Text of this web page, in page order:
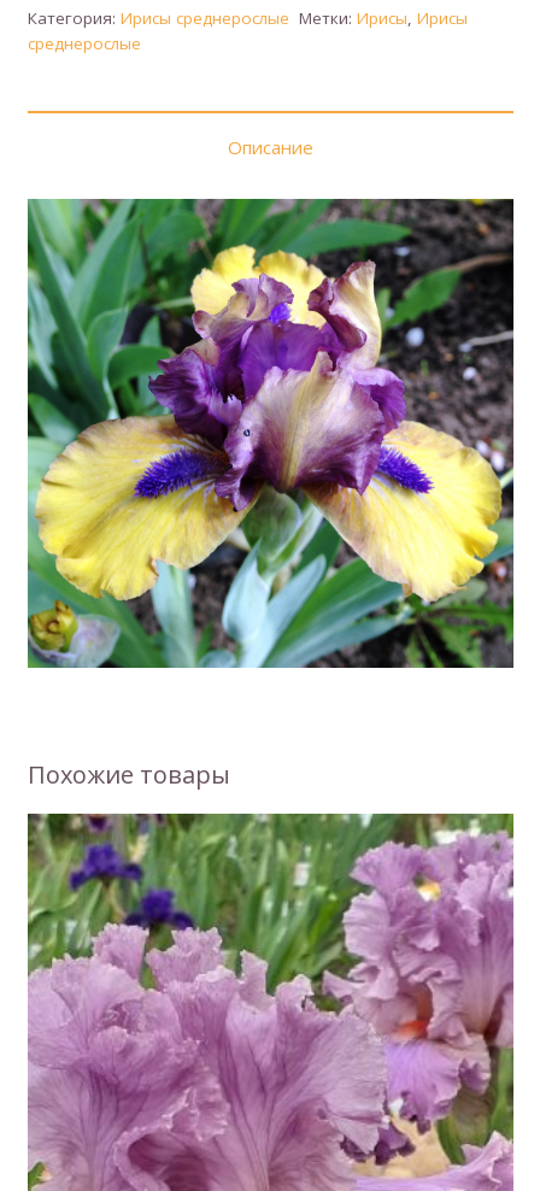
STORM
Категория: Ирисы среднерослые Метки: Ирисы, Ирисы
среднерослые
Описание
Похожие товары